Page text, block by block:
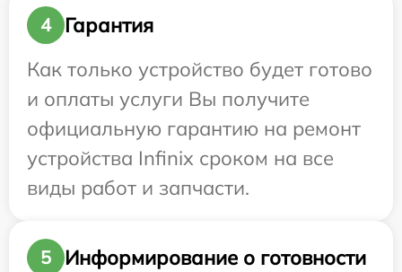
4
Гарантия
Как только устройство будет готово
и оплаты услуги Вы получите
официальную гарантию на ремонт
устройства Infinix сроком на все
виды работ и запчасти.
5
Информирование о готовности